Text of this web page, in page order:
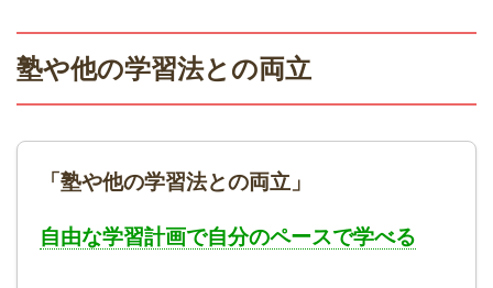
塾や他の学習法との両立
「塾や他の学習法との両立」
自由な学習計画で自分のペースで学べる